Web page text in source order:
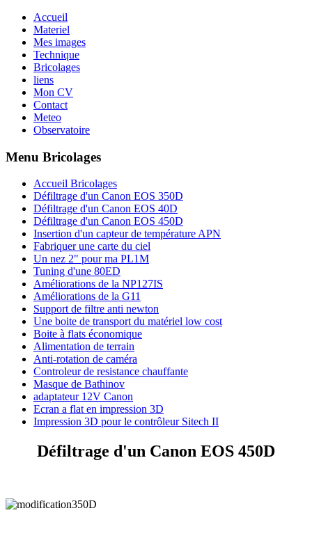
Accueil
Materiel
Mes images
Technique
Bricolages
liens
Mon CV
Contact
Meteo
Observatoire
Menu Bricolages
Accueil Bricolages
Défiltrage d'un Canon EOS 350D
Défiltrage d'un Canon EOS 40D
Défiltrage d'un Canon EOS 450D
Insertion d'un capteur de température APN
Fabriquer une carte du ciel
Un nez 2" pour ma PL1M
Tuning d'une 80ED
Améliorations de la NP127IS
Améliorations de la G11
Support de filtre anti newton
Une boite de transport du matériel low cost
Boite à flats économique
Alimentation de terrain
Anti-rotation de caméra
Controleur de resistance chauffante
Masque de Bathinov
adaptateur 12V Canon
Ecran a flat en impression 3D
Impression 3D pour le contrôleur Sitech II
Défiltrage d'un Canon EOS 450D